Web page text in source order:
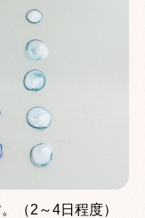
（2～4日程度）